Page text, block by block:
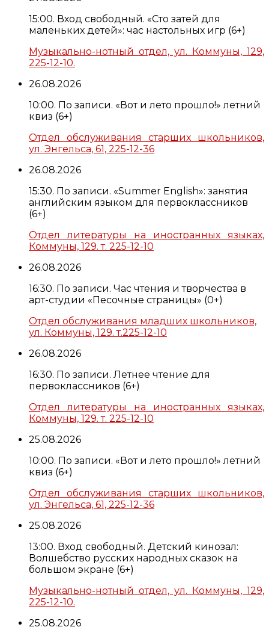
15:00. Вход свободный. «Сто затей для
маленьких детей»: час настольных игр (6+)
Музыкально-нотный отдел, ул. Коммуны, 129,
225-12-10.
26.08.2026
10:00. По записи. «Вот и лето прошло!» летний
квиз (6+)
Отдел обслуживания старших школьников,
ул. Энгельса, 61, 225-12-36
26.08.2026
15:30. По записи. «Summer English»: занятия
английским языком для первоклассников
(6+)
Отдел литературы на иностранных языках,
Коммуны, 129. т. 225-12-10
26.08.2026
16:30. По записи. Час чтения и творчества в
арт-студии «Песочные страницы» (0+)
Отдел обслуживания младших школьников,
ул. Коммуны, 129. т.225-12-10
26.08.2026
16:30. По записи. Летнее чтение для
первоклассников (6+)
Отдел литературы на иностранных языках,
Коммуны, 129. т. 225-12-10
25.08.2026
10:00. По записи. «Вот и лето прошло!» летний
квиз (6+)
Отдел обслуживания старших школьников,
ул. Энгельса, 61, 225-12-36
25.08.2026
13:00. Вход свободный. Детский кинозал:
Волшебство русских народных сказок на
большом экране (6+)
Музыкально-нотный отдел, ул. Коммуны, 129,
225-12-10.
25.08.2026